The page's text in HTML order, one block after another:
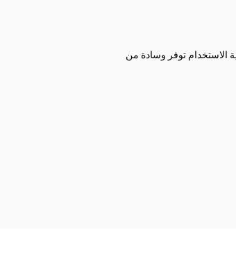
الاستخدام توفر وسادة من